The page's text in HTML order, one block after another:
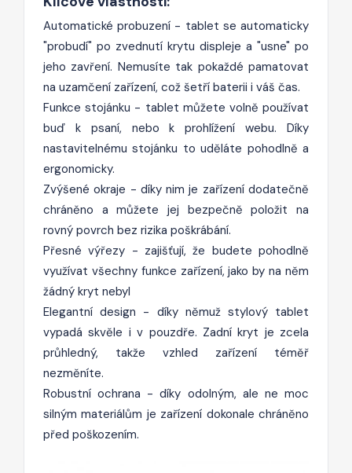
Automatické probuzení - tablet se automaticky
"probudí" po zvednutí krytu displeje a "usne" po
jeho zavření. Nemusíte tak pokaždé pamatovat
na uzamčení zařízení, což šetří baterii i váš čas.
Funkce stojánku - tablet můžete volně používat
buď k psaní, nebo k prohlížení webu. Díky
nastavitelnému stojánku to uděláte pohodlně a
ergonomicky.
Zvýšené okraje - díky nim je zařízení dodatečně
chráněno a můžete jej bezpečně položit na
rovný povrch bez rizika poškrábání.
Přesné výřezy - zajišťují, že budete pohodlně
využívat všechny funkce zařízení, jako by na něm
žádný kryt nebyl
Elegantní design - díky němuž stylový tablet
vypadá skvěle i v pouzdře. Zadní kryt je zcela
průhledný, takže vzhled zařízení téměř
nezměníte.
Robustní ochrana - díky odolným, ale ne moc
silným materiálům je zařízení dokonale chráněno
před poškozením.